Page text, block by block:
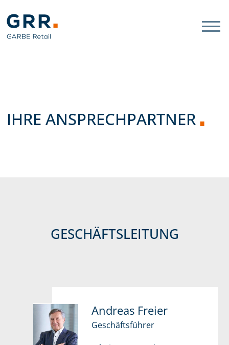
Gathmann Michaelis und
Link zu Home
IHRE ANSPRECHPARTNER
GESCHÄFTSLEITUNG
Andreas Freier
Geschäftsführer